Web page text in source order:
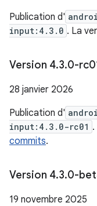
Publication d'
input:4.3.0 . La
Version 4.3.0-
28 janvier 2026
Publication d'
input:4.3.0-rc01
commits.
Version 4.3.0-
19 novembre 2025